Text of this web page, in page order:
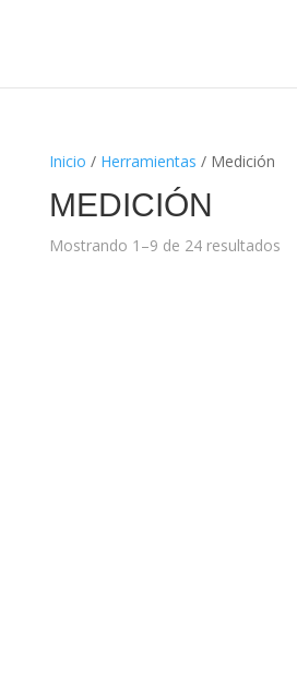
Inicio / Herramientas / Medición
MEDICIÓN
Mostrando 1–9 de 24 resultados